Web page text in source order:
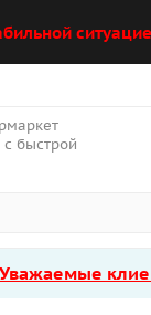
быстрой
Уважаемые